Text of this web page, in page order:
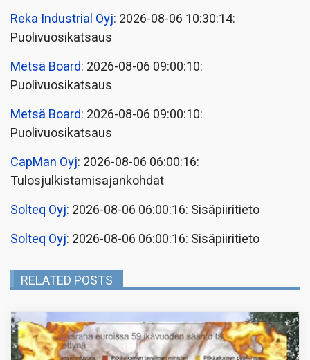
Reka Industrial Oyj: 2026-08-06 10:30:14:
Puolivuosikatsaus
Metsä Board: 2026-08-06 09:00:10:
Puolivuosikatsaus
Metsä Board: 2026-08-06 09:00:10:
Puolivuosikatsaus
CapMan Oyj: 2026-08-06 06:00:16:
Tulosjulkistamisajankohdat
Solteq Oyj: 2026-08-06 06:00:16: Sisäpiiritieto
Solteq Oyj: 2026-08-06 06:00:16: Sisäpiiritieto
RELATED POSTS